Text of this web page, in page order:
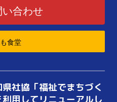
い合わせ
食堂
社協「福祉でまちづく
用してリニューアルし